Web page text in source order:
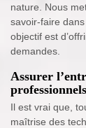
nature. Nous
savoir-faire
objectif est
demandes.
Assurer
Il est vrai que,
maîtrise des